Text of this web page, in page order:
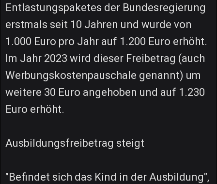
Entlastungspaketes der Bundesregierung
erstmals seit 10 Jahren und wurde von
1.000 Euro pro Jahr auf 1.200 Euro erhöht.
Im Jahr 2023 wird dieser Freibetrag (auch
Werbungskostenpauschale genannt) um
weitere 30 Euro angehoben und auf 1.230
Euro erhöht.
Ausbildungsfreibetrag steigt
"Befindet sich das Kind in der Ausbildung",